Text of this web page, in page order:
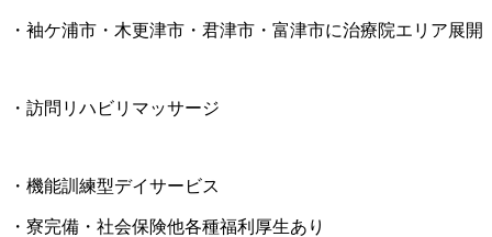
・袖ケ浦市・木更津市・君津市・富津市に治療院エリア展開
・訪問リハビリマッサージ
・機能訓練型デイサービス
・寮完備・社会保険他各種福利厚生あり